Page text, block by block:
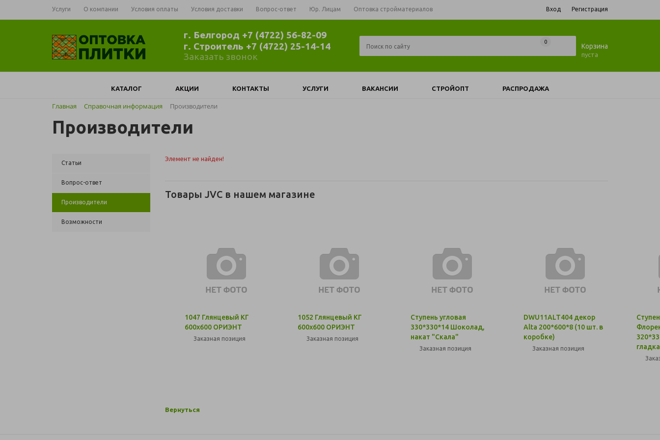
Услуги О компании Условия оплаты Условия доставки Вопрос-ответ Юр. Лицам Оптовка стройматериалов Вход Регистрация
г. Белгород +7 (4722) 56-82-09
г. Строитель +7 (4722) 25-14-14
Заказать звонок
0
Корзина
пуста
КАТАЛОГ АКЦИИ КОНТАКТЫ УСЛУГИ ВАКАНСИИ СТРОЙОПТ РАСПРОДАЖА
Главная Справочная информация Производители
Производители
Статьи
Вопрос-ответ
Производители
Возможности
Элемент не найден!
Товары JVC в нашем магазине
1047 Глянцевый КГ
600х600 ОРИЭНТ
Заказная позиция
1052 Глянцевый КГ
600х600 ОРИЭНТ
Заказная позиция
Ступень угловая
330*330*14 Шоколад,
накат "Скала"
Заказная позиция
DWU11ALT404 декор
Alta 200*600*8 (10 шт. в
коробке)
Заказная позиция
Вернуться